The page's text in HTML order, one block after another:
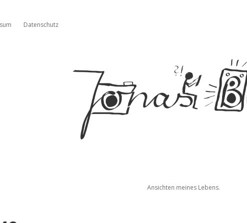
Datenschutz
Ansichten meines Lebens.